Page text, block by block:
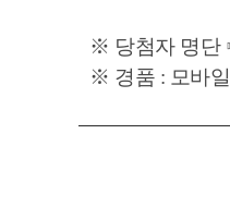
※ 당첨자 명단
※ 경품 : 모바